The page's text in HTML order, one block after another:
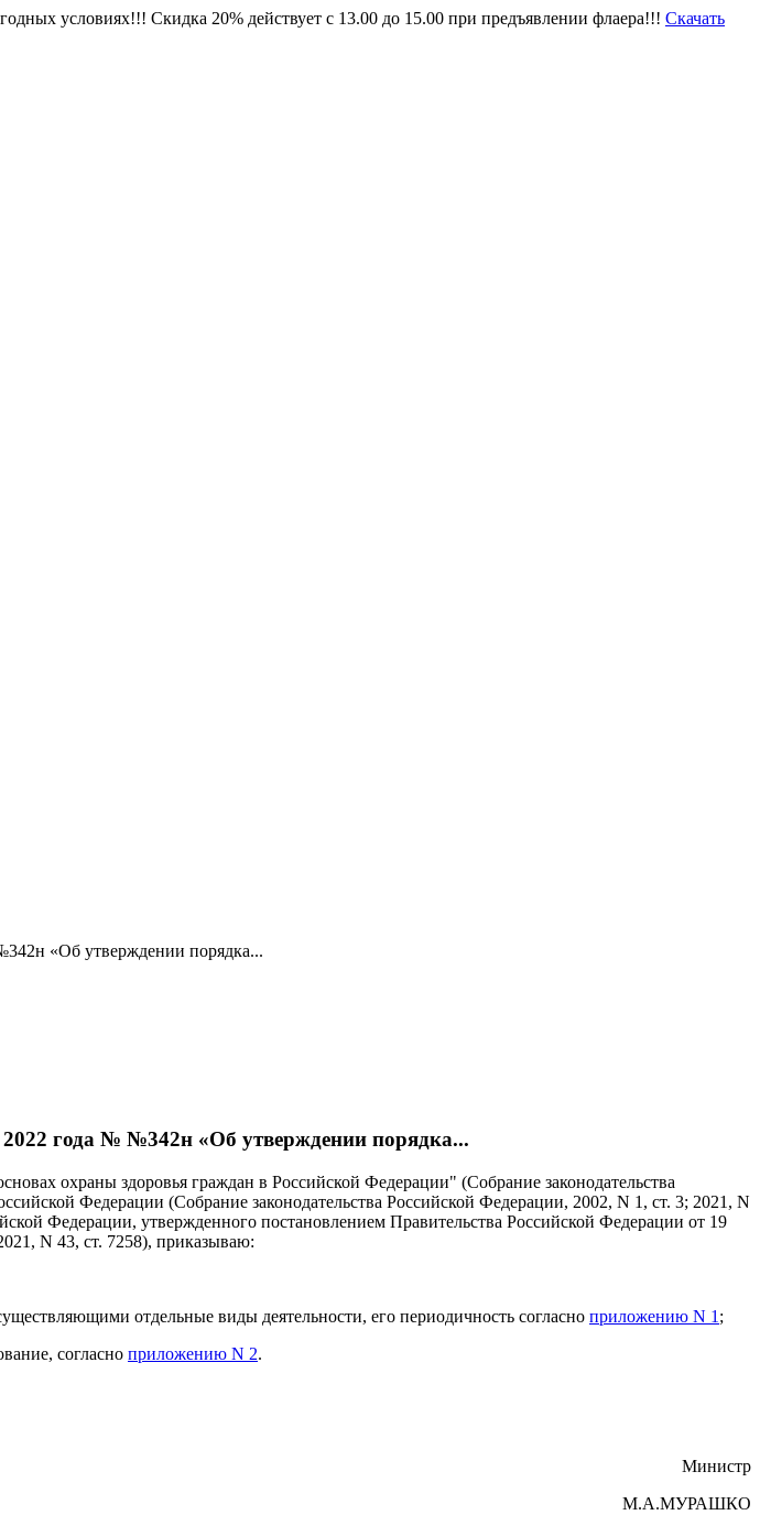
условиях!!! Скидка 20% действует с 13.00 до 15.00 при предъявлении флаера!!! Скачать
«Об утверждении порядка...
года № №342н «Об утверждении порядка...
охраны здоровья граждан в Российской Федерации" (Собрание законодательства
Федерации (Собрание законодательства Российской Федерации, 2002, N 1, ст. 3; 2021, N
Федерации, утвержденного постановлением Правительства Российской Федерации от 19
N 43, ст. 7258), приказываю:
отдельные виды деятельности, его периодичность согласно приложению N 1 ;
согласно приложению N 2.
Министр
М.А.МУРАШКО